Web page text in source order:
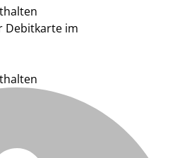
Debitkarte im